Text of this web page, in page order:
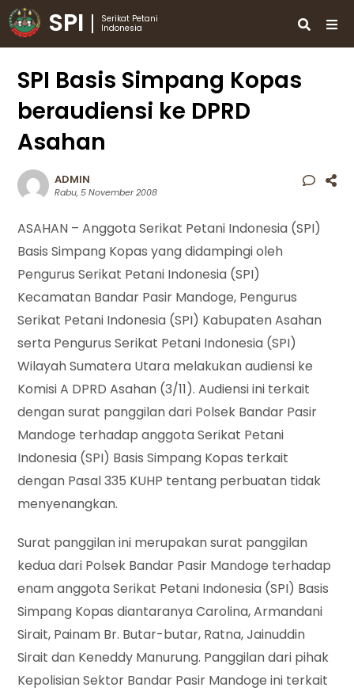
SPI
Serikat Petani
Indonesia
SPI Basis Simpang Kopas
beraudiensi ke DPRD
Asahan
ADMIN
Rabu, 5 November 2008
ASAHAN – Anggota Serikat Petani Indonesia (SPI)
Basis Simpang Kopas yang didampingi oleh
Pengurus Serikat Petani Indonesia (SPI)
Kecamatan Bandar Pasir Mandoge, Pengurus
Serikat Petani Indonesia (SPI) Kabupaten Asahan
serta Pengurus Serikat Petani Indonesia (SPI)
Wilayah Sumatera Utara melakukan audiensi ke
Komisi A DPRD Asahan (3/11). Audiensi ini terkait
dengan surat panggilan dari Polsek Bandar Pasir
Mandoge terhadap anggota Serikat Petani
Indonesia (SPI) Basis Simpang Kopas terkait
dengan Pasal 335 KUHP tentang perbuatan tidak
menyenangkan.
Surat panggilan ini merupakan surat panggilan
kedua dari Polsek Bandar Pasir Mandoge terhadap
enam anggota Serikat Petani Indonesia (SPI) Basis
Simpang Kopas diantaranya Carolina, Armandani
Sirait, Painam Br. Butar-butar, Ratna, Jainuddin
Sirait dan Keneddy Manurung. Panggilan dari pihak
Kepolisian Sektor Bandar Pasir Mandoge ini terkait